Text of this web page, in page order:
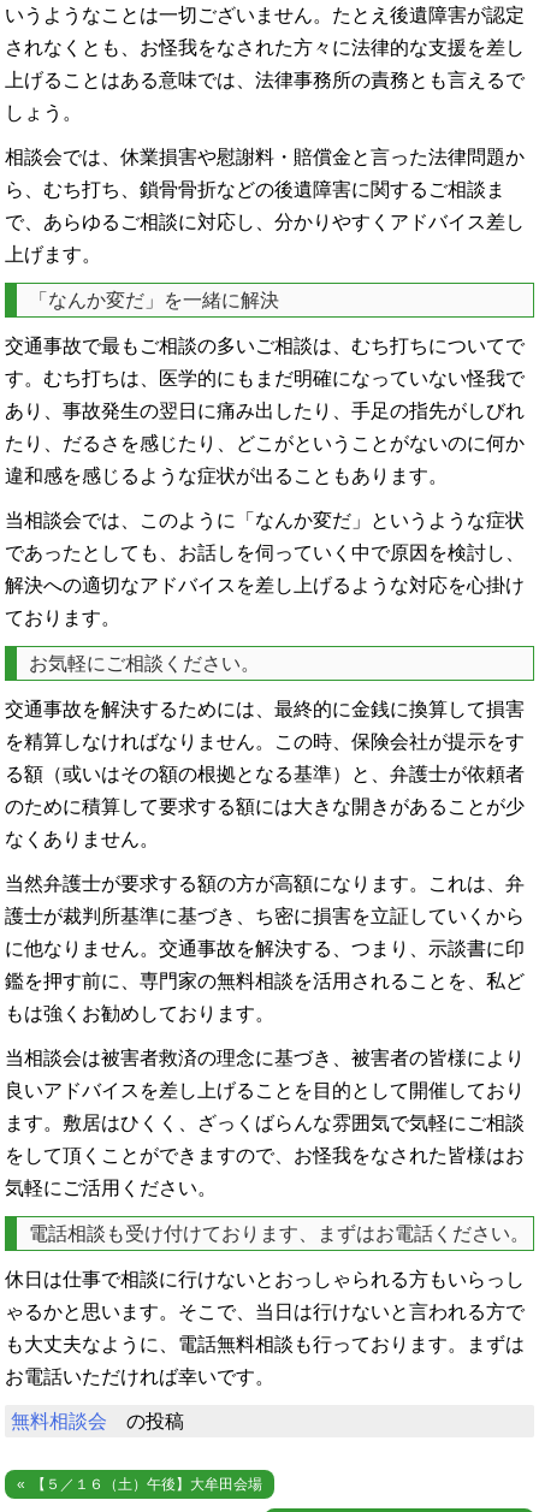
いうようなことは一切ございません。たとえ後遺障害が認定
されなくとも、お怪我をなされた方々に法律的な支援を差し
上げることはある意味では、法律事務所の責務とも言えるで
しょう。
相談会では、休業損害や慰謝料・賠償金と言った法律問題か
ら、むち打ち、鎖骨骨折などの後遺障害に関するご相談ま
で、あらゆるご相談に対応し、分かりやすくアドバイス差し
上げます。
「なんか変だ」を一緒に解決
交通事故で最もご相談の多いご相談は、むち打ちについてで
す。むち打ちは、医学的にもまだ明確になっていない怪我で
あり、事故発生の翌日に痛み出したり、手足の指先がしびれ
たり、だるさを感じたり、どこがということがないのに何か
違和感を感じるような症状が出ることもあります。
当相談会では、このように「なんか変だ」というような症状
であったとしても、お話しを伺っていく中で原因を検討し、
解決への適切なアドバイスを差し上げるような対応を心掛け
ております。
お気軽にご相談ください。
交通事故を解決するためには、最終的に金銭に換算して損害
を精算しなければなりません。この時、保険会社が提示をす
る額（或いはその額の根拠となる基準）と、弁護士が依頼者
のために積算して要求する額には大きな開きがあることが少
なくありません。
当然弁護士が要求する額の方が高額になります。これは、弁
護士が裁判所基準に基づき、ち密に損害を立証していくから
に他なりません。交通事故を解決する、つまり、示談書に印
鑑を押す前に、専門家の無料相談を活用されることを、私ど
もは強くお勧めしております。
当相談会は被害者救済の理念に基づき、被害者の皆様により
良いアドバイスを差し上げることを目的として開催しており
ます。敷居はひくく、ざっくばらんな雰囲気で気軽にご相談
をして頂くことができますので、お怪我をなされた皆様はお
気軽にご活用ください。
電話相談も受け付けております、まずはお電話ください。
休日は仕事で相談に行けないとおっしゃられる方もいらっし
ゃるかと思います。そこで、当日は行けないと言われる方で
も大丈夫なように、電話無料相談も行っております。まずは
お電話いただければ幸いです。
無料相談会 の投稿
投
【５／１６（土）午後】大牟田会場